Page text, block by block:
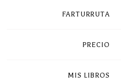
FARTURRUTA
PRECIO
MIS LIBROS